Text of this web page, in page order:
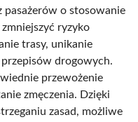
pasażerów o stosowanie
ryzyko
trasy, unikanie
drogowych.
przewożenie
zmęczenia. Dzięki
zasad, możliwe